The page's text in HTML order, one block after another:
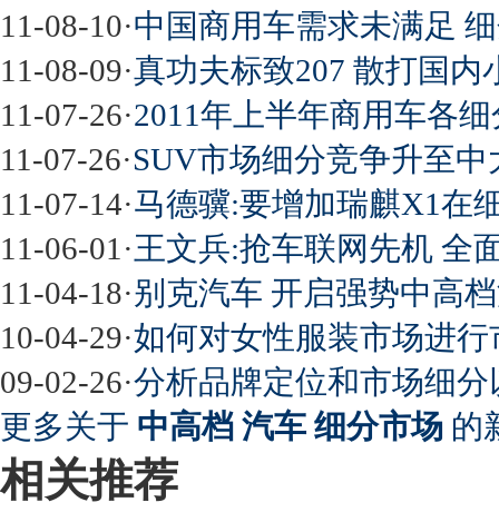
11-08-10·中国商用车需求未满足
11-08-09·真功夫标致207 散打国内
11-07-26·2011年上半年商用车各
11-07-26·SUV市场细分竞争升至
11-07-14·马德骥:要增加瑞麒X1在
11-06-01 ·王文兵:抢车联网先机 全
11-04-18·别克汽车 开启强势中高
10-04-29·如何对女性服装市场进行
09-02-26·分析品牌定位和市场细
更多关于 中高档 汽车 细分市场 的
相关推荐